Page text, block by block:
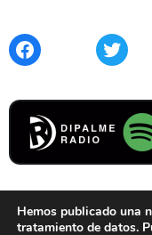
Facebook
Hemos publicado una
tratamiento de datos.